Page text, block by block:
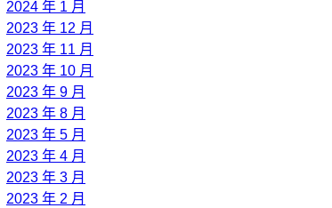
2024 年 1 月
2023 年 12 月
2023 年 11 月
2023 年 10 月
2023 年 9 月
2023 年 8 月
2023 年 5 月
2023 年 4 月
2023 年 3 月
2023 年 2 月